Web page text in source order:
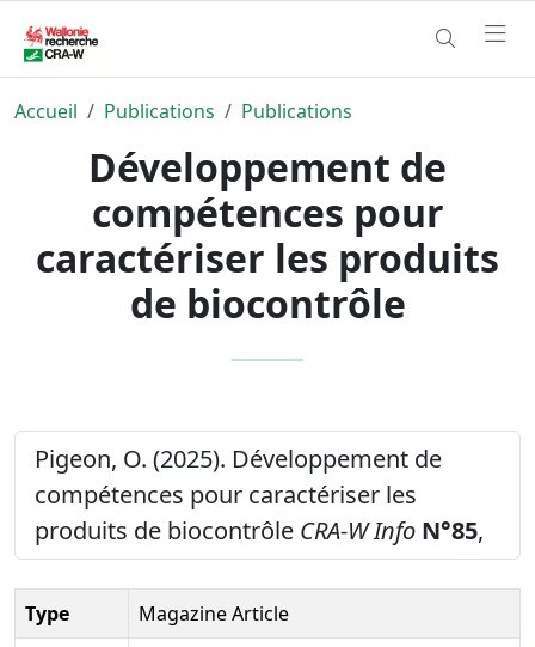
Accueil Publications Publications
Développement de
compétences pour
caractériser les produits
de biocontrôle
Pigeon, O. (2025). Développement de
compétences pour caractériser les
produits de biocontrôle CRA-W Info N°85,
Type
Magazine Article